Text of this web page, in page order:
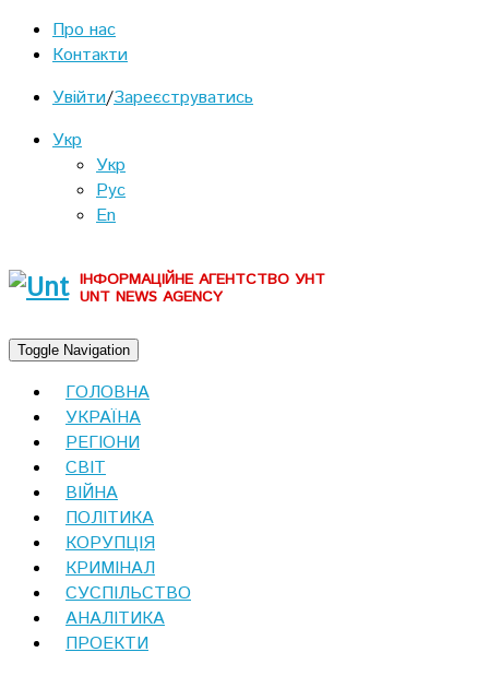
Про нас
Контакти
Увійти/Зареєструватись
Укр
Укр
Рус
En
ІНФОРМАЦІЙНЕ АГЕНТСТВО УНТ
UNT NEWS AGENCY
Toggle Navigation
ГОЛОВНА
УКРАЇНА
РЕГІОНИ
СВІТ
ВІЙНА
ПОЛІТИКА
КОРУПЦІЯ
КРИМІНАЛ
СУСПІЛЬСТВО
АНАЛІТИКА
ПРОЕКТИ